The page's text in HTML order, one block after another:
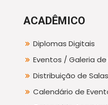
ACADÊMICO
Diplomas Digitais
Eventos / Galeria
Distribuição de
Calendário de